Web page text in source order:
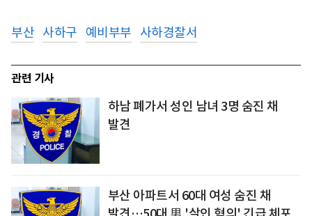
부산 사하구 예비부부 사하경찰서
관련 기사
하남 폐가서 성인 남녀 3명 숨진 채
발견
부산 아파트서 60대 여성 숨진 채